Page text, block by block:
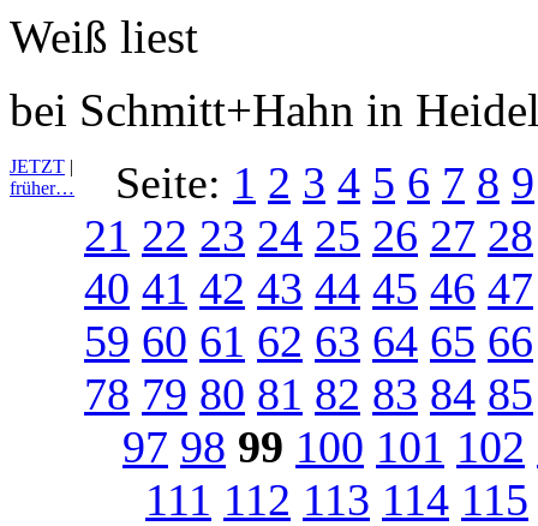
bei Schmitt+Hahn in
JETZT |
früher…
Seite: 1 2 3 4 5 6 7 8 9
21 22 23 24 25 26 27 28
40 41 42 43 44 45 46 47
59 60 61 62 63 64 65 66
78 79 80 81 82 83 84 85
97 98 99 100 101 102
111 112 113 114 115